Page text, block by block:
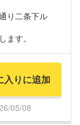
り二条下ル
す。
入りに追加
05/08